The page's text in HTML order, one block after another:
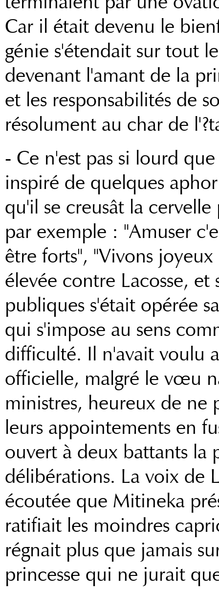
Car il était devenu le
génie s'étendait sur tout
devenant l'amant de la
et les responsabilités de
résolument au char de
- Ce n'est pas si lourd
inspiré de quelques
qu'il se creusât la
par exemple : "Amuser
être forts", "Vivons
élevée contre Lacosse,
publiques s'était opérée
qui s'impose au sens
difficulté. Il n'avait voulu
officielle, malgré le vœu
ministres, heureux de ne
leurs appointements en
ouvert à deux battants la
délibérations. La voix de
écoutée que Mitineka
ratifiait les moindres
régnait plus que jamais
princesse qui ne jurait